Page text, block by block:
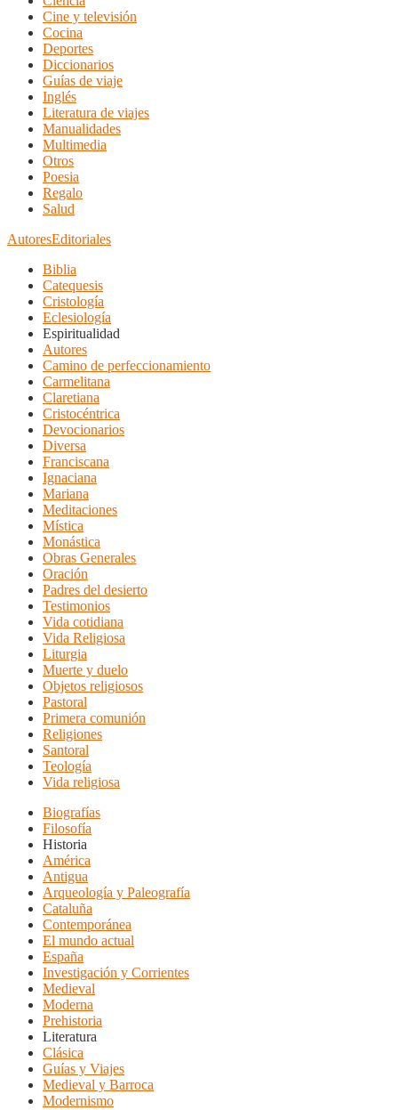
Cine y televisión
Cocina
Deportes
Diccionarios
Guías de viaje
Inglés
Literatura de viajes
Manualidades
Multimedia
Otros
Poesia
Regalo
Salud
AutoresEditoriales
Biblia
Catequesis
Cristología
Eclesiología
Espiritualidad
Autores
Camino de perfeccionamiento
Carmelitana
Claretiana
Cristocéntrica
Devocionarios
Diversa
Franciscana
Ignaciana
Mariana
Meditaciones
Mística
Monástica
Obras Generales
Oración
Padres del desierto
Testimonios
Vida cotidiana
Vida Religiosa
Liturgia
Muerte y duelo
Objetos religiosos
Pastoral
Primera comunión
Religiones
Santoral
Teología
Vida religiosa
Biografías
Filosofía
Historia
América
Antigua
Arqueología y Paleografía
Cataluña
Contemporánea
El mundo actual
España
Investigación y Corrientes
Medieval
Moderna
Prehistoria
Literatura
Clásica
Guías y Viajes
Medieval y Barroca
Modernismo